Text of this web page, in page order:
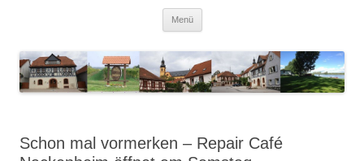
Menü
Schon mal vormerken – Repair Café